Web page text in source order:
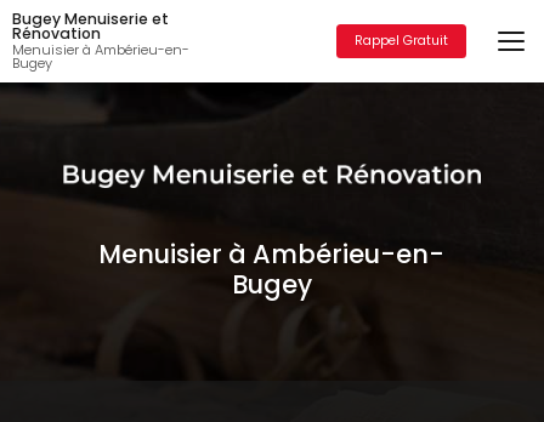
Aller
au
contenu
principal
Bugey Menuiserie et
Rénovation
Menuisier à Ambérieu-en-
Bugey
Rappel Gratuit
Menuisier à Ambérieu-en-
Bugey